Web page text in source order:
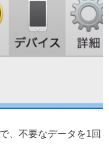
、不要なデータを1回